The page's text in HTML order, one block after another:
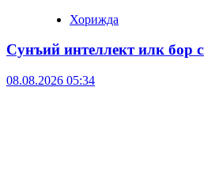
Хорижда
Сунъий интеллект илк бор
08.08.2026 05:34